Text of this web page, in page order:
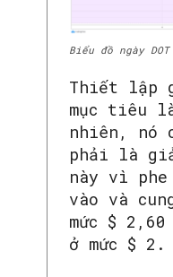
Biểu đồ ngày
Thiết lập
mục tiêu
nhiên, nó
phải là
này vì
vào và
mức $
ở mức $ 2.